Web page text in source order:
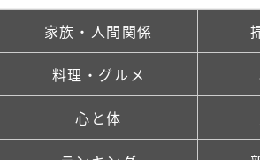
家族・人間関係
料理・グルメ
心と体